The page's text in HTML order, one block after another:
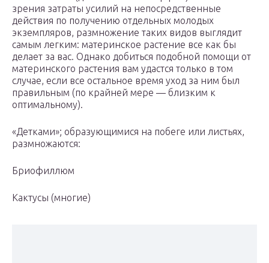
зрения затраты уси­лий на непосредственные
действия по получению отдельных моло­дых
экземпляров, размножение таких видов выглядит
самым легким: материнское растение все как бы
делает за вас. Однако добиться подобной помощи от
материнского растения вам удастся только в том
случае, если все остальное время уход за ним был
правильным (по крайней мере — близким к
оптимальному).
«Детками»; образующимися на побеге или листьях,
размножа­ются:
Бриофиллюм
Кактусы (многие)